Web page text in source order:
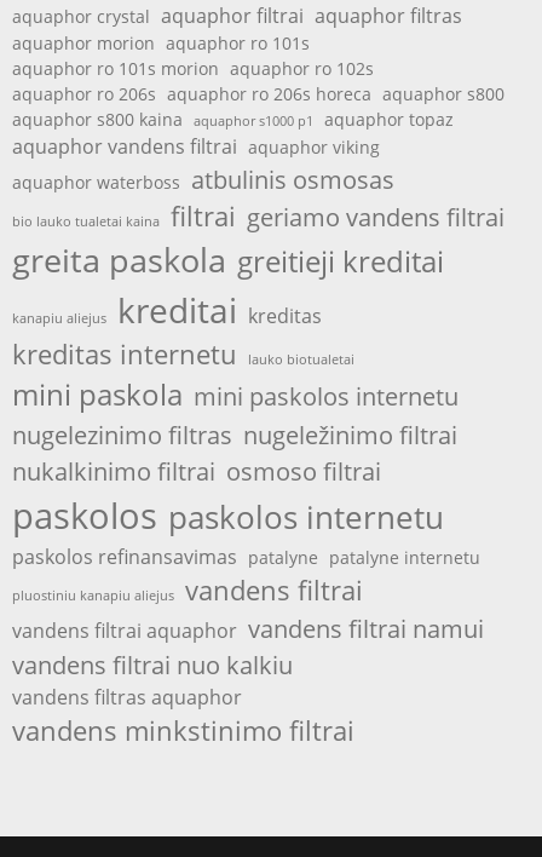
aquaphor crystal aquaphor filtrai aquaphor filtras
aquaphor morion aquaphor ro 101s
aquaphor ro 101s morion aquaphor ro 102s
aquaphor ro 206s aquaphor ro 206s horeca aquaphor s800
aquaphor s800 kaina
aquaphor s1000 p1 aquaphor topaz
aquaphor vandens filtrai aquaphor viking
aquaphor waterboss atbulinis osmosas
bio lauko tualetai kaina filtrai geriamo vandens filtrai
greita paskola greitieji kreditai
kanapiu aliejus kreditai kreditas
kreditas internetu lauko biotualetai
mini paskola mini paskolos internetu
nugelezinimo filtras nugeležinimo filtrai
nukalkinimo filtrai osmoso filtrai
paskolos paskolos internetu
paskolos refinansavimas patalyne patalyne internetu
pluostiniu kanapiu aliejus vandens filtrai
vandens filtrai aquaphor vandens filtrai namui
vandens filtrai nuo kalkiu
vandens filtras aquaphor
vandens minkstinimo filtrai